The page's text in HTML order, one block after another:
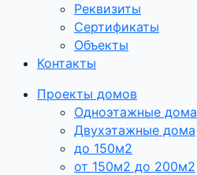
Реквизиты
Сертификаты
Объекты
Контакты
Проекты домов
Одноэтажные дома
Двухэтажные дома
до 150м2
от 150м2 до 200м2